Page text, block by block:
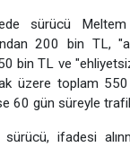
sürücü
200 bin TL,
bin TL ve
üzere toplam
60 gün süreyle
sürücü, ifadesi